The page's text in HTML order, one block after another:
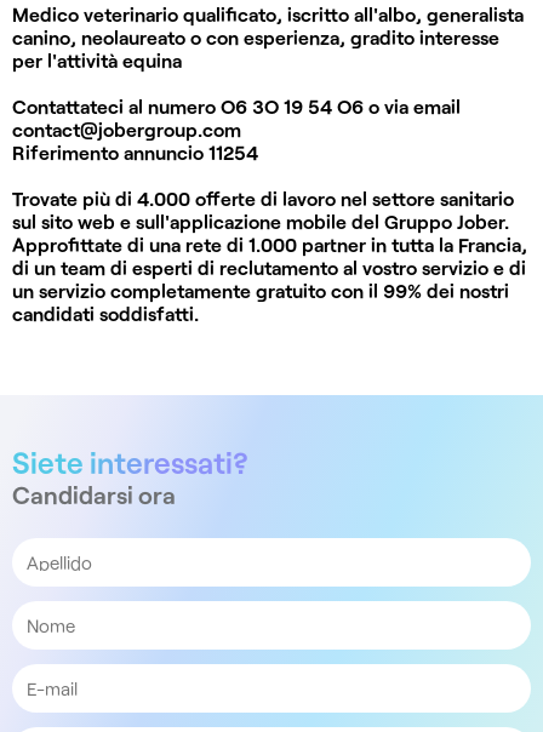
Medico veterinario qualificato, iscritto all'albo, generalista
canino, neolaureato o con esperienza, gradito interesse
per l'attività equina
Contattateci al numero O6 3O 19 54 O6 o via email
contact@jobergroup.com
Riferimento annuncio 11254
Trovate più di 4.000 offerte di lavoro nel settore sanitario
sul sito web e sull'applicazione mobile del Gruppo Jober.
Approfittate di una rete di 1.000 partner in tutta la Francia,
di un team di esperti di reclutamento al vostro servizio e di
un servizio completamente gratuito con il 99% dei nostri
candidati soddisfatti.
Siete interessati?
Candidarsi ora